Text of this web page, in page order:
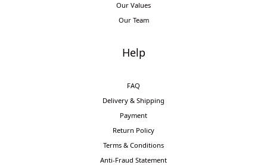
Our Values
Our Team
Help
FAQ
Delivery & Shipping
Payment
Return Policy
Terms & Conditions
Anti-Fraud Statement